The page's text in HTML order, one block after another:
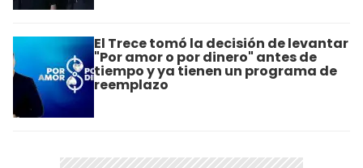
El Trece tomó la decisión de levantar
"Por amor o por dinero" antes de
tiempo y ya tienen un programa de
reemplazo